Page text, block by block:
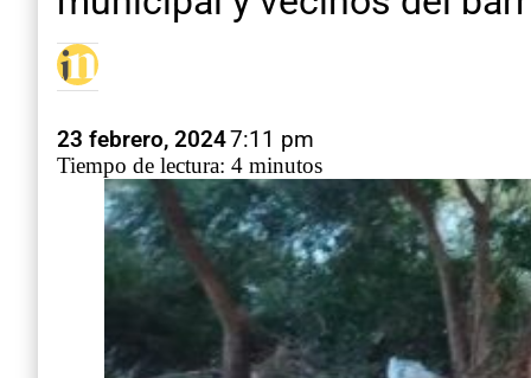
23 febrero, 20247:11 pm
Tiempo de lectura: 4 minutos